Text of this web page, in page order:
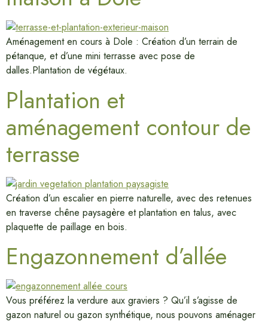
Aménagement en cours à Dole : Création d’un terrain de
pétanque, et d’une mini terrasse avec pose de
dalles.Plantation de végétaux.
Plantation et
aménagement contour de
terrasse
Création d’un escalier en pierre naturelle, avec des retenues
en traverse chêne paysagère et plantation en talus, avec
plaquette de paillage en bois.
Engazonnement d’allée
Vous préférez la verdure aux graviers ? Qu’il s’agisse de
gazon naturel ou gazon synthétique, nous pouvons aménager